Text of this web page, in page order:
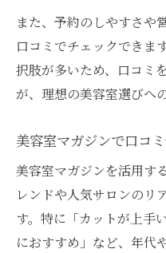
また、予約のしやすさや
口コミでチェックできま
択肢が多いため、口コミ
が、理想の美容室選びへ
美容室マガジンで口コ
美容室マガジンを活用す
レンドや人気サロンのリ
す。特に「カットが上手
におすすめ」など、年代